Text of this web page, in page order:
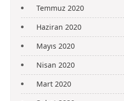
Temmuz 2020
Haziran 2020
Mayıs 2020
Nisan 2020
Mart 2020